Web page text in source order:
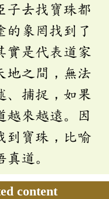
子去找寶珠都
的象罔找到了
實是代表道家
地之間，無法
、捕捉，如果
越來越遠。因
到寶珠，比喻
道。
content